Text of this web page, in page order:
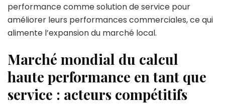
performance comme solution de service pour
améliorer leurs performances commerciales, ce qui
alimente l’expansion du marché local.
Marché mondial du calcul
haute performance en tant que
service : acteurs compétitifs